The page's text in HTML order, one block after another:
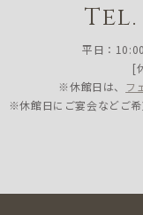
Tel.
平日：
[
※休館日は、 フ
※休館日にご宴会などご希